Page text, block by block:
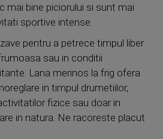
mai bine piciorului si sunt mai
sportive intense.
pentru a petrece timpul liber
sau in conditii
Lana merinos la frig ofera
in timpul drumetiilor,
fizice sau doar in
in natura. Ne racoreste placut